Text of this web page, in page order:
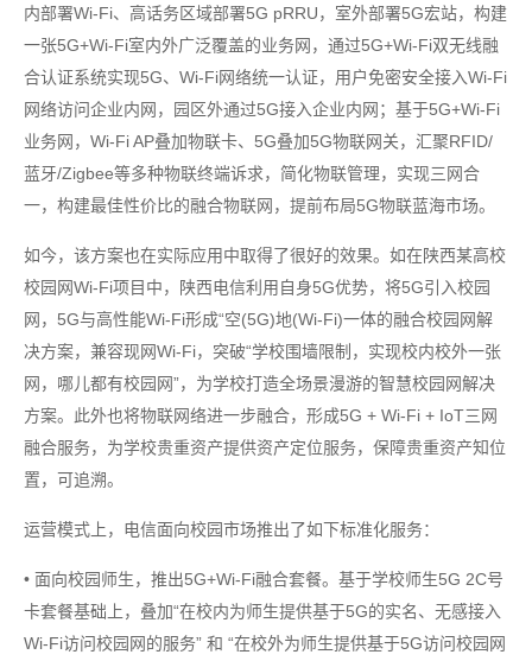
内部署Wi-Fi、高话务区域部署5G pRRU，室外部署5G宏站，构建
一张5G+Wi-Fi室内外广泛覆盖的业务网，通过5G+Wi-Fi双无线融
合认证系统实现5G、Wi-Fi网络统一认证，用户免密安全接入Wi-Fi
网络访问企业内网，园区外通过5G接入企业内网；基于5G+Wi-Fi
业务网，Wi-Fi AP叠加物联卡、5G叠加5G物联网关，汇聚RFID/
蓝牙/Zigbee等多种物联终端诉求，简化物联管理，实现三网合
一，构建最佳性价比的融合物联网，提前布局5G物联蓝海市场。
如今，该方案也在实际应用中取得了很好的效果。如在陕西某高校
校园网Wi-Fi项目中，陕西电信利用自身5G优势，将5G引入校园
网，5G与高性能Wi-Fi形成“空(5G)地(Wi-Fi)一体的融合校园网解
决方案，兼容现网Wi-Fi，突破“学校围墙限制，实现校内校外一张
网，哪儿都有校园网”，为学校打造全场景漫游的智慧校园网解决
方案。此外也将物联网络进一步融合，形成5G + Wi-Fi + IoT三网
融合服务，为学校贵重资产提供资产定位服务，保障贵重资产知位
置，可追溯。
运营模式上，电信面向校园市场推出了如下标准化服务：
• 面向校园师生，推出5G+Wi-Fi融合套餐。基于学校师生5G 2C号
卡套餐基础上，叠加“在校内为师生提供基于5G的实名、无感接入
Wi-Fi访问校园网的服务” 和 “在校外为师生提供基于5G访问校园网